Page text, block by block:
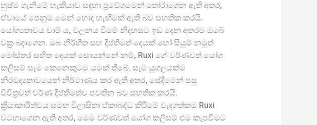
හුස්ම ගැනීමේ හැකියාව සඳහා ප්‍රවේශමෙන් තෝරාගෙන ඇති අතර,
ඒවායේ පෙනුම මෙන් හොඳ හැඟීමක් ඇති බව සහතික කරයි.
යෝග්‍යතාවය චාම් ය, චලනය වීමේ නිදහසට ඉඩ දෙන අතරම ඔබේ
වක්‍ර බදාගෙන. ඔබ නිර්භීත සහ දීප්තිමත් දෙයක් හෝ සියුම් නමුත්
මෝස්තර සහිත දෙයක් සොයන්නේ නම්, Ruxi ගේ වර්ණවත් යෝග
කලිසම් සෑම කෙනෙකුටම යමක් තිබේ. සෑම යුගලයක්ම
නිරවද්‍යතාවයෙන් නිර්මාණය කර ඇති අතර, සේදීමෙන් පසු
විචිත්‍රවත් වර්ණ දීප්තිමත්ව පවතින බව සහතික කරයි.
ක්‍රියාකාරීත්වය සමඟ විලාසිතා ඒකාබද්ධ කිරීමේ වැදගත්කම Ruxi
වටහාගෙන ඇති අතර, මෙම වර්ණවත් යෝග කලිසම් එම කැපවීමට